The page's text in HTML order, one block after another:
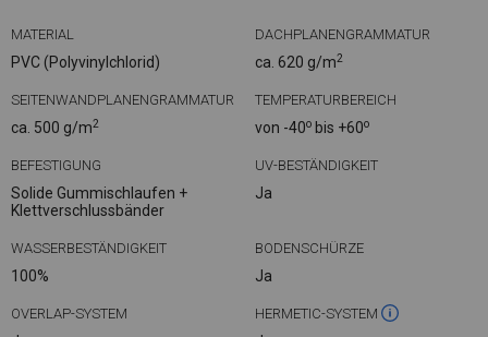
MATERIAL
PVC (Polyvinylchlorid)
DACHPLANENGRAMMATUR
ca. 620 g/m2
SEITENWANDPLANENGRAMMATUR
ca. 500 g/m2
TEMPERATURBEREICH
von -40o bis +60o
BEFESTIGUNG
Solide Gummischlaufen +
Klettverschlussbänder
UV-BESTÄNDIGKEIT
Ja
WASSERBESTÄNDIGKEIT
100%
BODENSCHÜRZE
Ja
OVERLAP-SYSTEM HERMETIC-SYSTEM